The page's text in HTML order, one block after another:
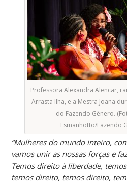
Professora Alexandra Alencar,
Arrasta Ilha, e a Mestra Joana
do Fazendo Gênero.
Esmanhotto/Fazendo
“Mulheres do mundo inteiro,
vamos unir as nossas forças e
Temos direito à liberdade,
temos direito, temos direito,